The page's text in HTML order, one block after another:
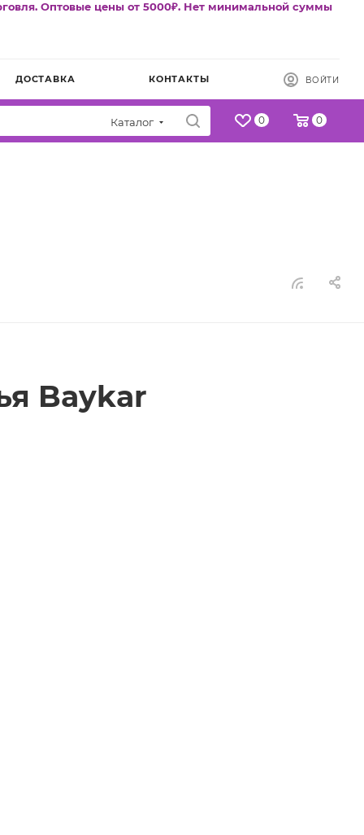
Оптовые цены от 5000₽. Нет минимальной суммы
ДОСТАВКА КОНТАКТЫ ВОЙТИ
Каталог 0 0
Baykar